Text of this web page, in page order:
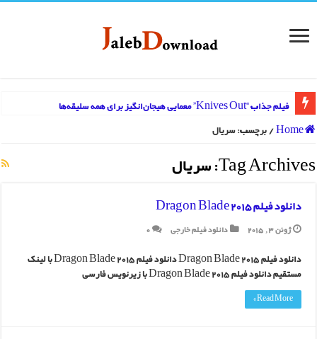
فیلم جذاب “Knives Out” معمایی هیجان‌انگیز برای همه سلیقه‌ها
دانلود فیلم The 40-Year-Old Virgin | کمدی جذاب با استیو کارل
وضعیت سینمای افغانستان در سال 2023
دانلود فیلم سینمایی Office Space
دانلود فیلم سینمایی The Big Short
دانلود فیلم سینمایی Steve Jobs 2015
دانلود فیلم سینمایی Gung Ho
Home
/برچسب:سریال
Tag Archives: سریال
دانلود فیلم Dragon Blade 2015
ژوئن 3, 2015 دانلود فیلم خارجی 0
دانلود فیلم Dragon Blade 2015 دانلود فیلم Dragon Blade 2015 با لینک
مستقیم دانلود فیلم Dragon Blade 2015 با زیرنویس فارسی
Read More »